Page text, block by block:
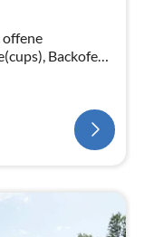
offene
Backofen,